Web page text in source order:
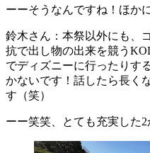
ーーそうなんですね！ほか
鈴木さん：本祭以外にも、
抗で出し物の出来を競う
でディズニーに行ったりす
かないです！話したら長く
す（笑）
ーー笑笑、とても充実した